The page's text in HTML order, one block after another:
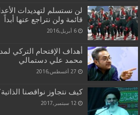
لن نستسلم لتهديدات
قائمة ولن نتراجع عنها أبداً
6 أبريل,2016
أهداف الإقتحام التركي
محمد علي دستمالي
27 أغسطس,2016
كيف نتجاوز نواقصنا
12 سبتمبر,2017